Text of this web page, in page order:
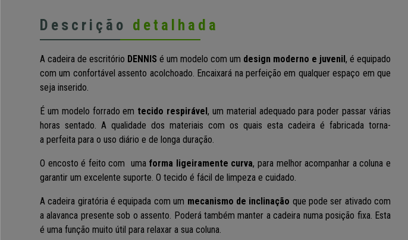
Descrição detalhada
A cadeira de escritório DENNIS é um modelo com um design moderno e juvenil, é equipado
com um confortável assento acolchoado. Encaixará na perfeição em qualquer espaço em que
seja inserido.
É um modelo forrado em tecido respirável, um material adequado para poder passar várias
horas sentado. A qualidade dos materiais com os quais esta cadeira é fabricada torna-
a perfeita para o uso diário e de longa duração.
O encosto é feito com uma forma ligeiramente curva, para melhor acompanhar a coluna e
garantir um excelente suporte. O tecido é fácil de limpeza e cuidado.
A cadeira giratória é equipada comum mecanismo de inclinação que pode ser ativado com
a alavanca presente sob o assento. Poderá também manter a cadeira numa posição fixa. Esta
é uma função muito útil para relaxar a sua coluna.